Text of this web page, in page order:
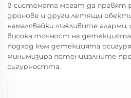
в системата могат да правят
дронове и други летящи
намалявайки лъжливите
висока точност на
подход към детекцията
минимизира потенциалните
сигурността.